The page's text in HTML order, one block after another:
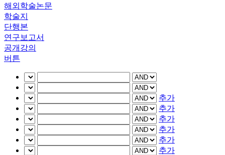
해외학술논문
학술지
단행본
연구보고서
공개강의
버튼
추가
추가
추가
추가
추가
추가